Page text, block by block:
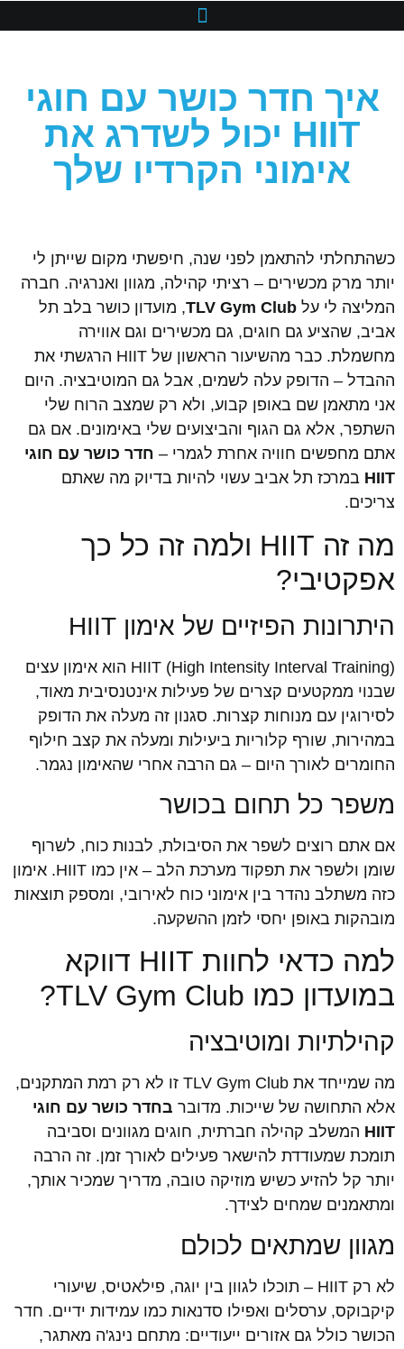
איך חדר כושר עם חוגי
HIIT יכול לשדרג את
אימוני הקרדיו שלך
כשהתחלתי להתאמן לפני שנה, חיפשתי מקום שייתן לי
יותר מרק מכשירים – רציתי קהילה, מגוון ואנרגיה. חברה
המליצה לי על TLV Gym Club, מועדון כושר בלב תל
אביב, שהציע גם חוגים, גם מכשירים וגם אווירה
מחשמלת. כבר מהשיעור הראשון של HIIT הרגשתי את
ההבדל – הדופק עלה לשמים, אבל גם המוטיבציה. היום
אני מתאמן שם באופן קבוע, ולא רק שמצב הרוח שלי
השתפר, אלא גם הגוף והביצועים שלי באימונים. אם גם
אתם מחפשים חוויה אחרת לגמרי – חדר כושר עם חוגי
HIIT במרכז תל אביב עשוי להיות בדיוק מה שאתם
צריכים.
מה זה HIIT ולמה זה כל כך
אפקטיבי?
היתרונות הפיזיים של אימון HIIT
HIIT (High Intensity Interval Training) הוא אימון עצים
שבנוי ממקטעים קצרים של פעילות אינטנסיבית מאוד,
לסירוגין עם מנוחות קצרות. סגנון זה מעלה את הדופק
במהירות, שורף קלוריות ביעילות ומעלה את קצב חילוף
החומרים לאורך היום – גם הרבה אחרי שהאימון נגמר.
משפר כל תחום בכושר
אם אתם רוצים לשפר את הסיבולת, לבנות כוח, לשרוף
שומן ולשפר את תפקוד מערכת הלב – אין כמו HIIT. אימון
כזה משתלב נהדר בין אימוני כוח לאירובי, ומספק תוצאות
מובהקות באופן יחסי לזמן ההשקעה.
למה כדאי לחוות HIIT דווקא
במועדון כמו TLV Gym Club?
קהילתיות ומוטיבציה
מה שמייחד את TLV Gym Club זו לא רק רמת המתקנים,
אלא התחושה של שייכות. מדובר בחדר כושר עם חוגי
HIIT המשלב קהילה חברתית, חוגים מגוונים וסביבה
תומכת שמעודדת להישאר פעילים לאורך זמן. זה הרבה
יותר קל להזיע כשיש מוזיקה טובה, מדריך שמכיר אותך,
ומתאמנים שמחים לצידך.
מגוון שמתאים לכולם
לא רק HIIT – תוכלו לגוון בין יוגה, פילאטיס, שיעורי
קיקבוקס, ערסלים ואפילו סדנאות כמו עמידות ידיים. חדר
הכושר כולל גם אזורים ייעודיים: מתחם נינג'ה מאתגר,